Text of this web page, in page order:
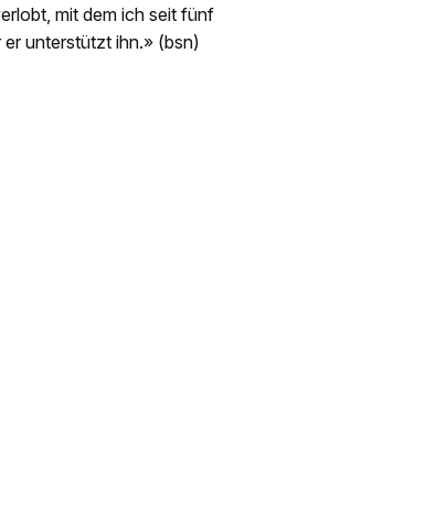
mit dem ich seit fünf
unterstützt ihn.» (bsn)